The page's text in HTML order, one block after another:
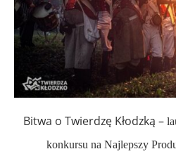
Bitwa o Twierdzę Kłodzką –
konkursu na Najlepszy